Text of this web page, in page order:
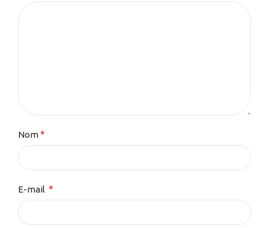
Nom*
E-mail *